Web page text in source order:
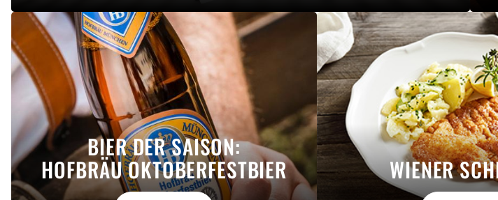
BIER DER SAISON:
HOFBRÄU OKTOBERFESTBIER WIENER